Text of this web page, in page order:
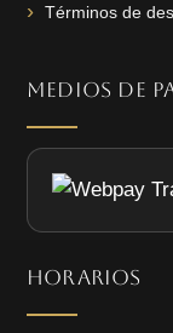
Términos de
MEDIOS DE
HORARIOS